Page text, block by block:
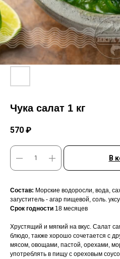
Чука салат 1 кг
570 ₽
В
Состав: Морские водоросли, вода,
загуститель - агар пищевой, соль.
Срок годности 18 месяцев
Хрустящий и мягкий на вкус. Салат
блюдо, также хорошо сочетается с
мясом, овощами, пастой, орехами,
употреблять в пищу с ореховым